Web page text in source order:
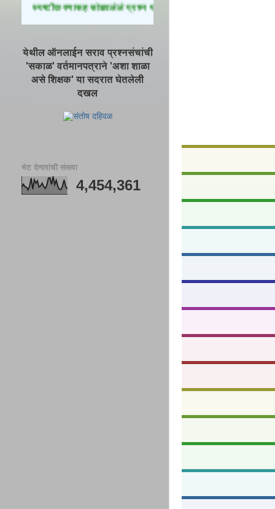
स्पष्टीकरणासह सोडवलेले प्रश्न पाहण्यासाठी येथे क्लिक करा.
येथील ऑनलाईन सराव प्रश्नसंचांची
'सकाळ' वर्तमानपत्राने 'अशा शाळा
असे शिक्षक' या सदरात घेतलेली
दखल
भेट देणारांची संख्या
4,454,361